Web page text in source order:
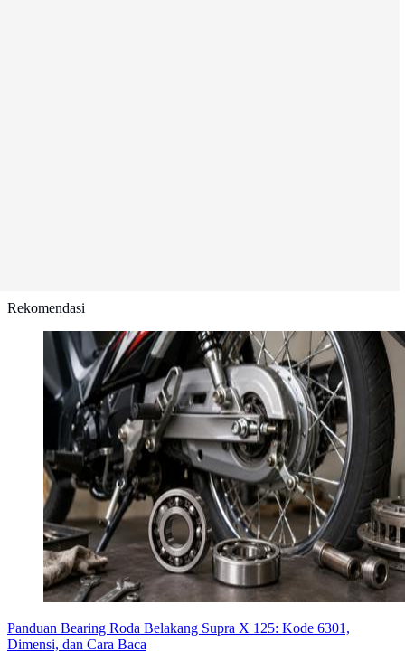
Rekomendasi
Panduan Bearing Roda Belakang Supra X 125: Kode 6301,
Dimensi, dan Cara Baca